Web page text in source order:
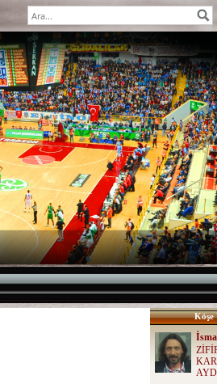
Köşe